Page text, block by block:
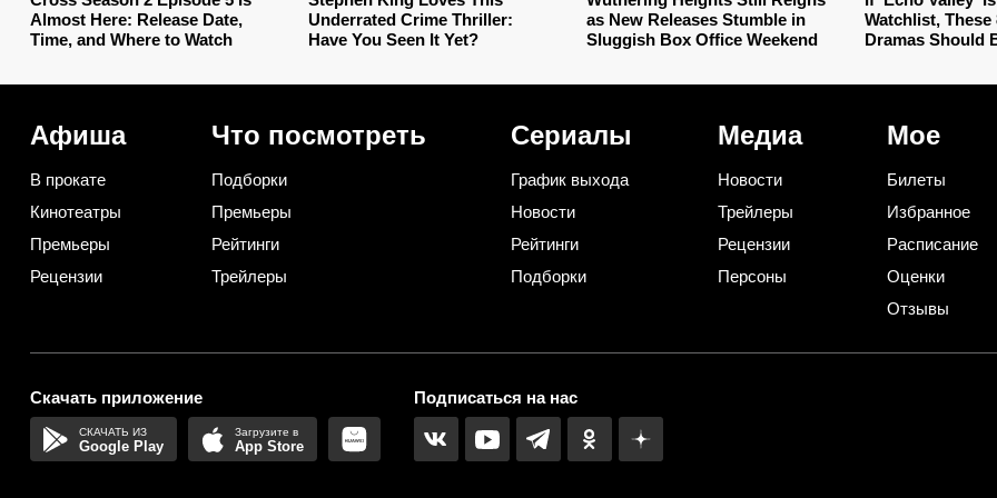
Almost Here: Release Date,
Time, and Where to Watch
Underrated Crime Thriller:
Have You Seen It Yet?
as New Releases Stumble in
Sluggish Box Office Weekend
Watchlist, These
Dramas Should
Афиша
В прокате
Кинотеатры
Премьеры
Рецензии
Что посмотреть
Подборки
Премьеры
Рейтинги
Трейлеры
Сериалы
График выхода
Новости
Рейтинги
Подборки
Медиа
Новости
Трейлеры
Рецензии
Персоны
Мое
Билеты
Избранное
Расписание
Оценки
Отзывы
Скачать приложение
Google Play App Store
Подписаться на нас